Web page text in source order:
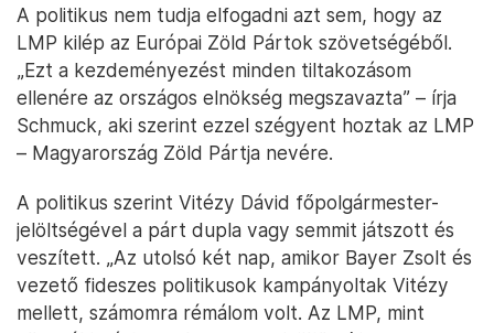
A politikus nem tudja elfogadni azt sem, hogy az
LMP kilép az Európai Zöld Pártok szövetségéből.
„Ezt a kezdeményezést minden tiltakozásom
ellenére az országos elnökség megszavazta” – írja
Schmuck, aki szerint ezzel szégyent hoztak az LMP
– Magyarország Zöld Pártja nevére.
A politikus szerint Vitézy Dávid főpolgármester-
jelöltségével a párt dupla vagy semmit játszott és
veszített. „Az utolsó két nap, amikor Bayer Zsolt és
vezető fideszes politikusok kampányoltak Vitézy
mellett, számomra rémálom volt. Az LMP, mint